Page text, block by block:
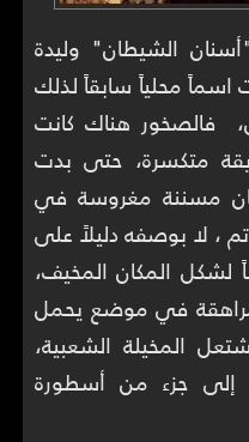
الشيطان" وليدة
اسماً محلياً سابقاً لذلك
فالصخور هناك كانت
متكسرة، حتى بدت
مسننة مغروسة في
، لا بوصفه دليلاً على
المكان المخيف،
مراهقة في موضع يحمل
المخيلة الشعبية،
إلى جزء من أسطورة